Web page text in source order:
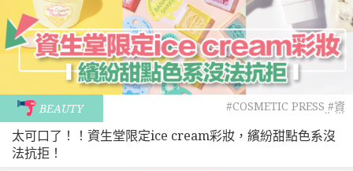
BEAUTY #COSMETIC PRESS #資
生堂
太可口了！！資生堂限定ice cream彩妝，繽紛甜點色系沒
法抗拒！